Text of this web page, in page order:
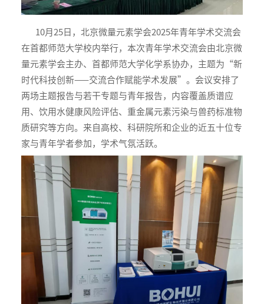
10月25日，北京微量元素学会2025年青年学术交流会
在首都师范大学校内举行，本次青年学术交流会由北京微
量元素学会主办、首都师范大学化学系协办，主题为“新
时代科技创新——交流合作赋能学术发展”。会议安排了
两场主题报告与若干专题与青年报告，内容覆盖质谱应
用、饮用水健康风险评估、重金属元素污染与兽药标准物
质研究等方向。来自高校、科研院所和企业的近五十位专
家与青年学者参加，学术气氛活跃。